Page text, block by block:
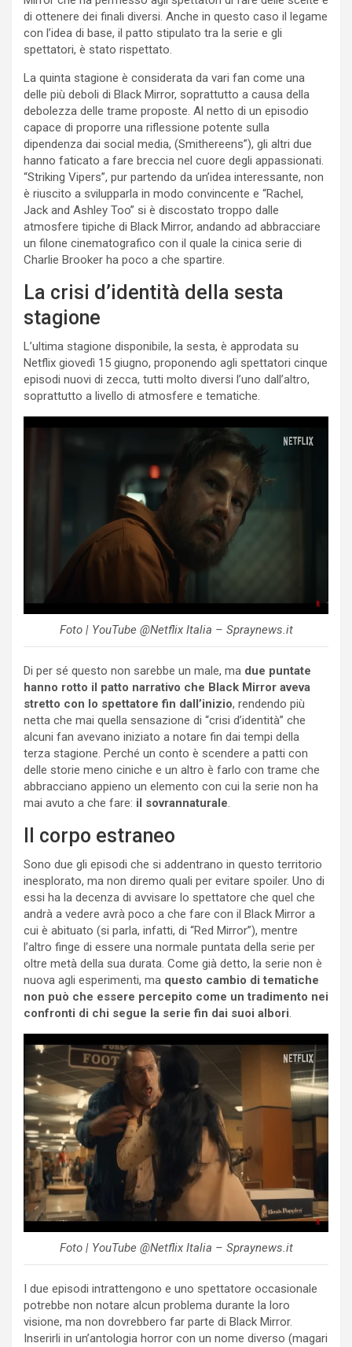
di ottenere dei finali diversi. Anche in questo caso il legame
con l’idea di base, il patto stipulato tra la serie e gli
spettatori, è stato rispettato.
La quinta stagione è considerata da vari fan come una
delle più deboli di Black Mirror, soprattutto a causa della
debolezza delle trame proposte. Al netto di un episodio
capace di proporre una riflessione potente sulla
dipendenza dai social media, (Smithereens”), gli altri due
hanno faticato a fare breccia nel cuore degli appassionati.
“Striking Vipers”, pur partendo da un’idea interessante, non
è riuscito a svilupparla in modo convincente e “Rachel,
Jack and Ashley Too” si è discostato troppo dalle
atmosfere tipiche di Black Mirror, andando ad abbracciare
un filone cinematografico con il quale la cinica serie di
Charlie Brooker ha poco a che spartire.
La crisi d’identità della sesta
stagione
L’ultima stagione disponibile, la sesta, è approdata su
Netflix giovedì 15 giugno, proponendo agli spettatori cinque
episodi nuovi di zecca, tutti molto diversi l’uno dall’altro,
soprattutto a livello di atmosfere e tematiche.
Foto | YouTube @Netflix Italia – Spraynews.it
Di per sé questo non sarebbe un male, ma due puntate
hanno rotto il patto narrativo che Black Mirror aveva
stretto con lo spettatore fin dall’inizio, rendendo più
netta che mai quella sensazione di “crisi d’identità” che
alcuni fan avevano iniziato a notare fin dai tempi della
terza stagione. Perché un conto è scendere a patti con
delle storie meno ciniche e un altro è farlo con trame che
abbracciano appieno un elemento con cui la serie non ha
mai avuto a che fare: il sovrannaturale.
Il corpo estraneo
Sono due gli episodi che si addentrano in questo territorio
inesplorato, ma non diremo quali per evitare spoiler. Uno di
essi ha la decenza di avvisare lo spettatore che quel che
andrà a vedere avrà poco a che fare con il Black Mirror a
cui è abituato (si parla, infatti, di “Red Mirror”), mentre
l’altro finge di essere una normale puntata della serie per
oltre metà della sua durata. Come già detto, la serie non è
nuova agli esperimenti, ma questo cambio di tematiche
non può che essere percepito come un tradimento nei
confronti di chi segue la serie fin dai suoi albori.
Foto | YouTube @Netflix Italia – Spraynews.it
I due episodi intrattengono e uno spettatore occasionale
potrebbe non notare alcun problema durante la loro
visione, ma non dovrebbero far parte di Black Mirror.
Inserirli in un’antologia horror con un nome diverso (magari